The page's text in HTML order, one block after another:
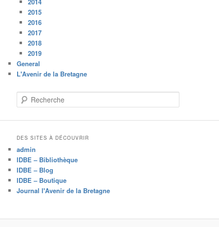
2015
2016
2017
2018
2019
General
L'Avenir de la Bretagne
e
c
h
e
DES SITES À DÉCOUVRIR
admin
IDBE – Bibliothèque
IDBE – Blog
IDBE – Boutique
Journal l'Avenir de la Bretagne